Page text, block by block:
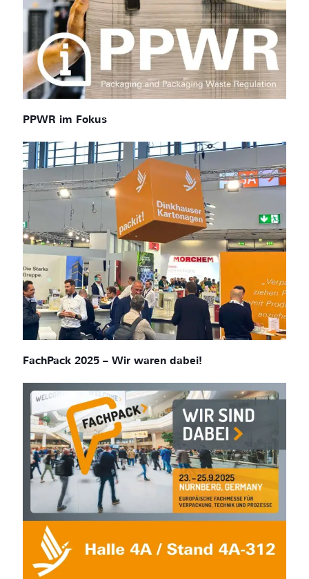
PPWR im Fokus
FachPack 2025 – Wir waren dabei!